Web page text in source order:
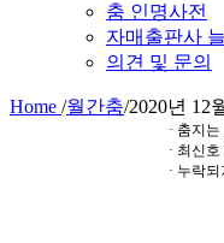
춤 인명사전
자매출판사
의견 및 문의
Home /월간춤/2020년 12
· 춤지
· 최신
· 누락